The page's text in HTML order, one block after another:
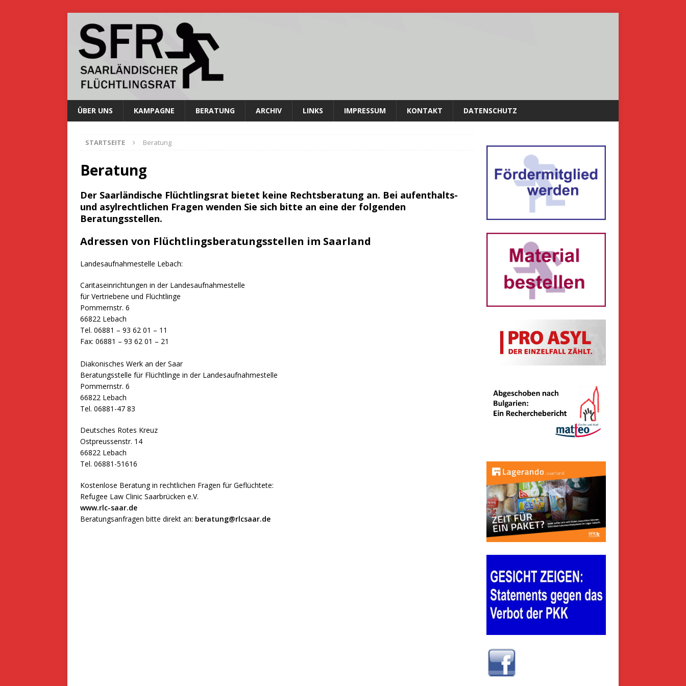
ÜBER UNS KAMPAGNE BERATUNG ARCHIV LINKS IMPRESSUM KONTAKT DATENSCHUTZ
STARTSEITE Beratung
Beratung
Der Saarländische Flüchtlingsrat bietet keine Rechtsberatung an. Bei aufenthalts-
und asylrechtlichen Fragen wenden Sie sich bitte an eine der folgenden
Beratungsstellen.
Adressen von Flüchtlingsberatungsstellen im Saarland
Landesaufnahmestelle Lebach:
Caritaseinrichtungen in der Landesaufnahmestelle
für Vertriebene und Flüchtlinge
Pommernstr. 6
66822 Lebach
Tel. 06881 – 93 62 01 – 11
Fax: 06881 – 93 62 01 – 21
Diakonisches Werk an der Saar
Beratungsstelle für Flüchtlinge in der Landesaufnahmestelle
Pommernstr. 6
66822 Lebach
Tel. 06881-47 83
Deutsches Rotes Kreuz
Ostpreussenstr. 14
66822 Lebach
Tel. 06881-51616
Kostenlose Beratung in rechtlichen Fragen für Geflüchtete:
Refugee Law Clinic Saarbrücken e.V.
www.rlc-saar.de
Beratungsanfragen bitte direkt an: beratung@rlcsaar.de